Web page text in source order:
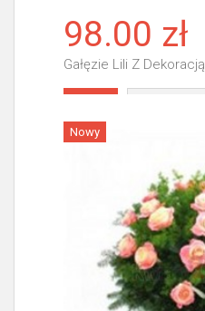
98.00 zł
Gałęzie Lili Z Dekoracją
Nowy